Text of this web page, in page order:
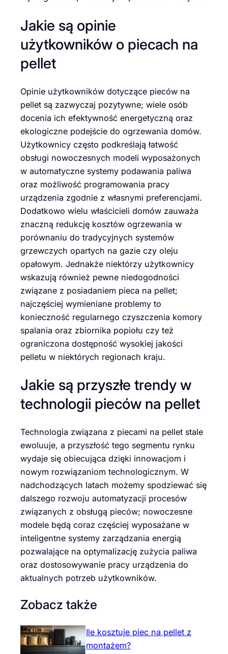
Jakie są opinie
użytkowników o piecach na
pellet
Opinie użytkowników dotyczące pieców na
pellet są zazwyczaj pozytywne; wiele osób
docenia ich efektywność energetyczną oraz
ekologiczne podejście do ogrzewania domów.
Użytkownicy często podkreślają łatwość
obsługi nowoczesnych modeli wyposażonych
w automatyczne systemy podawania paliwa
oraz możliwość programowania pracy
urządzenia zgodnie z własnymi preferencjami.
Dodatkowo wielu właścicieli domów zauważa
znaczną redukcję kosztów ogrzewania w
porównaniu do tradycyjnych systemów
grzewczych opartych na gazie czy oleju
opałowym. Jednakże niektórzy użytkownicy
wskazują również pewne niedogodności
związane z posiadaniem pieca na pellet;
najczęściej wymieniane problemy to
konieczność regularnego czyszczenia komory
spalania oraz zbiornika popiołu czy też
ograniczona dostępność wysokiej jakości
pelletu w niektórych regionach kraju.
Jakie są przyszłe trendy w
technologii pieców na pellet
Technologia związana z piecami na pellet stale
ewoluuje, a przyszłość tego segmentu rynku
wydaje się obiecująca dzięki innowacjom i
nowym rozwiązaniom technologicznym. W
nadchodzących latach możemy spodziewać się
dalszego rozwoju automatyzacji procesów
związanych z obsługą pieców; nowoczesne
modele będą coraz częściej wyposażane w
inteligentne systemy zarządzania energią
pozwalające na optymalizację zużycia paliwa
oraz dostosowywanie pracy urządzenia do
aktualnych potrzeb użytkowników.
Zobacz także
Ile kosztuje piec na pellet z
montażem?